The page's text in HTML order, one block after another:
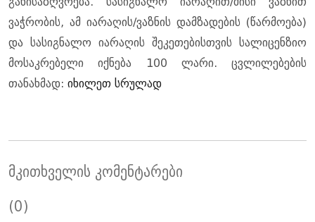
ვაჭრობის, ამ იარაღის/ვაზნის დამზადების (წარმოება)
და სასიგნალო იარაღის შეკეთებისთვის სალიცენზიო
მოსაკრებელი იქნება 100 ლარი. ცვლილებების
თანახმად: იხილეთ სრულად
მკითხველის კომენტარები
(0)